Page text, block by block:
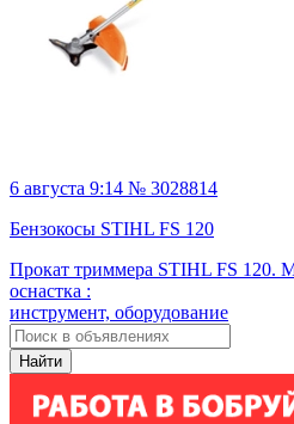
6 августа 9:14 № 3028814
Бензокосы STIHL FS 120
Прокат триммера STIHL FS 120.
оснастка :
инструмент, оборудование
Найти